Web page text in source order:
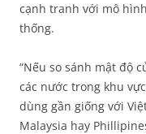
cạnh tranh với mô
thống.
“Nếu so sánh mật độ
các nước trong khu
dùng gần giống với
Malaysia hay